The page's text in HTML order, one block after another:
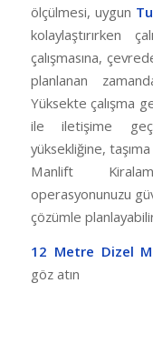
ölçülmesi, uygun
kolaylaştırırken
çalışmasına,
planlanan
Yüksekte çalışma
ile iletişime
yüksekliğine,
Manlift
operasyonunuzu
çözümle
12 Metre Dizel
göz atın